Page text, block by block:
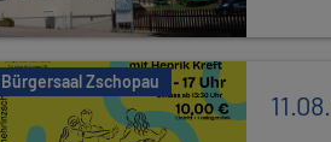
Bürgersaal Zschopau